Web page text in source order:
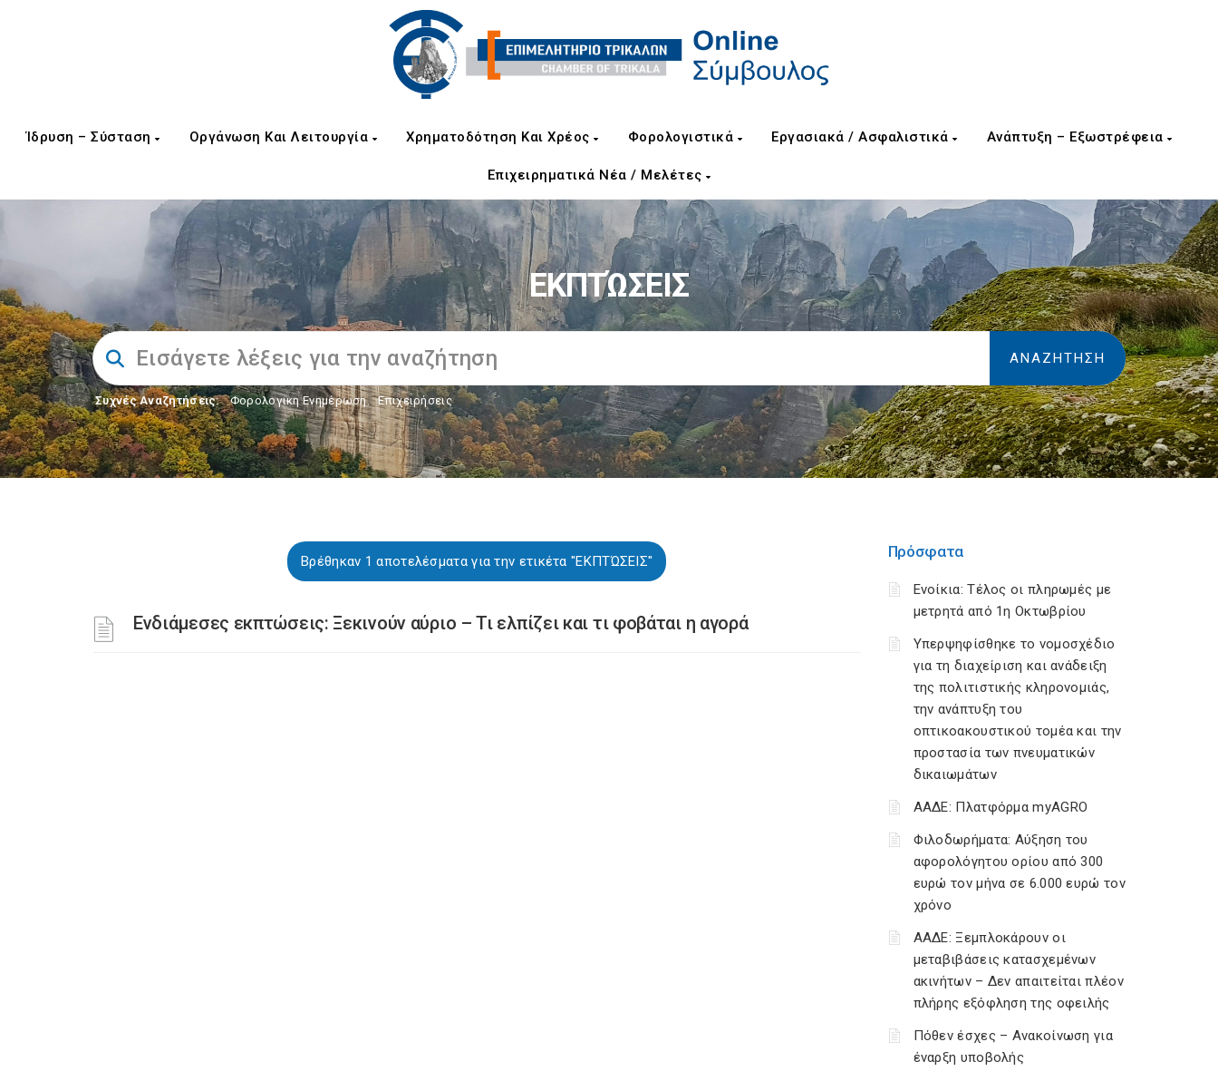
Ίδρυση – Σύσταση Οργάνωση Και Λειτουργία Χρηματοδότηση Και Χρέος Φορολογιστικά Εργασιακά / Ασφαλιστικά Ανάπτυξη – Εξωστρέφεια
Επιχειρηματικά Νέα / Μελέτες
ΕΚΠΤΏΣΕΙΣ
Συχνές Αναζητήσεις: Φορολογικη Ενημέρωση, Επιχειρήσεις
Βρέθηκαν 1 αποτελέσματα για την ετικέτα "ΕΚΠΤΏΣΕΙΣ"
Ενδιάμεσες εκπτώσεις: Ξεκινούν αύριο – Τι ελπίζει και τι φοβάται η αγορά
Πρόσφατα
Ενοίκια: Τέλος οι πληρωμές με
μετρητά από 1η Οκτωβρίου
Υπερψηφίσθηκε το νομοσχέδιο
για τη διαχείριση και ανάδειξη
της πολιτιστικής κληρονομιάς,
την ανάπτυξη του
οπτικοακουστικού τομέα και την
προστασία των πνευματικών
δικαιωμάτων
ΑΑΔΕ: Πλατφόρμα myAGRO
Φιλοδωρήματα: Αύξηση του
αφορολόγητου ορίου από 300
ευρώ τον μήνα σε 6.000 ευρώ τον
χρόνο
ΑΑΔΕ: Ξεμπλοκάρουν οι
μεταβιβάσεις κατασχεμένων
ακινήτων – Δεν απαιτείται πλέον
πλήρης εξόφληση της οφειλής
Πόθεν έσχες – Ανακοίνωση για
έναρξη υποβολής